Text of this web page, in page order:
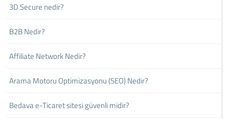
3D Secure nedir?
B2B Nedir?
Affiliate Network Nedir?
Arama Motoru Optimizasyonu (SEO) Nedir?
Bedava e-Ticaret sitesi güvenli midir?